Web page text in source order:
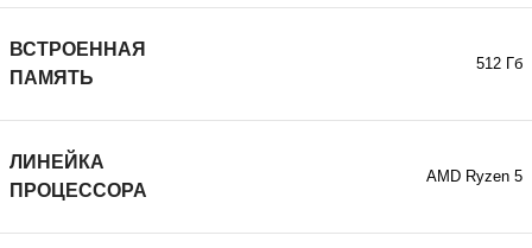
ВСТРОЕННАЯ
ПАМЯТЬ
512 Гб
ЛИНЕЙКА
ПРОЦЕССОРА
AMD Ryzen 5